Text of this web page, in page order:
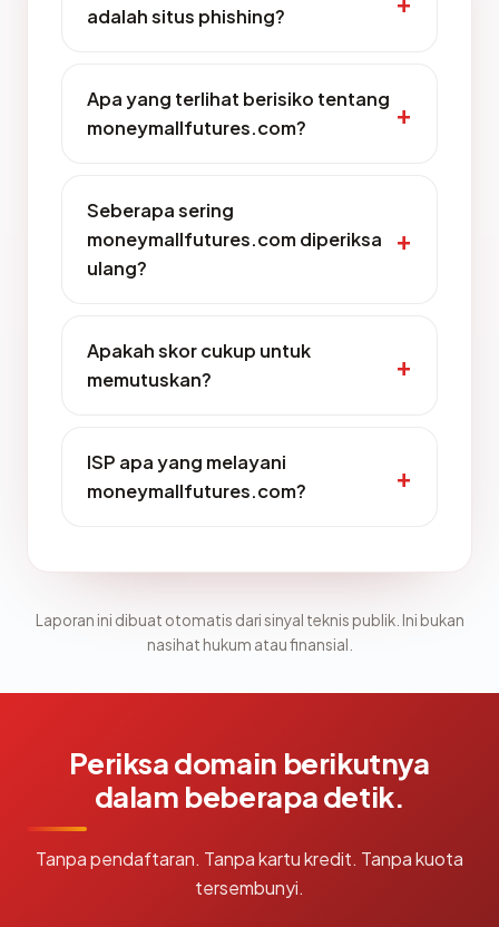
adalah situs phishing?
Apa yang terlihat berisiko tentang
moneymallfutures.com?
Seberapa sering
moneymallfutures.com diperiksa
ulang?
Apakah skor cukup untuk
memutuskan?
ISP apa yang melayani
moneymallfutures.com?
Laporan ini dibuat otomatis dari sinyal teknis publik. Ini bukan
nasihat hukum atau finansial.
Periksa domain berikutnya
dalam beberapa detik.
Tanpa pendaftaran. Tanpa kartu kredit. Tanpa kuota
tersembunyi.